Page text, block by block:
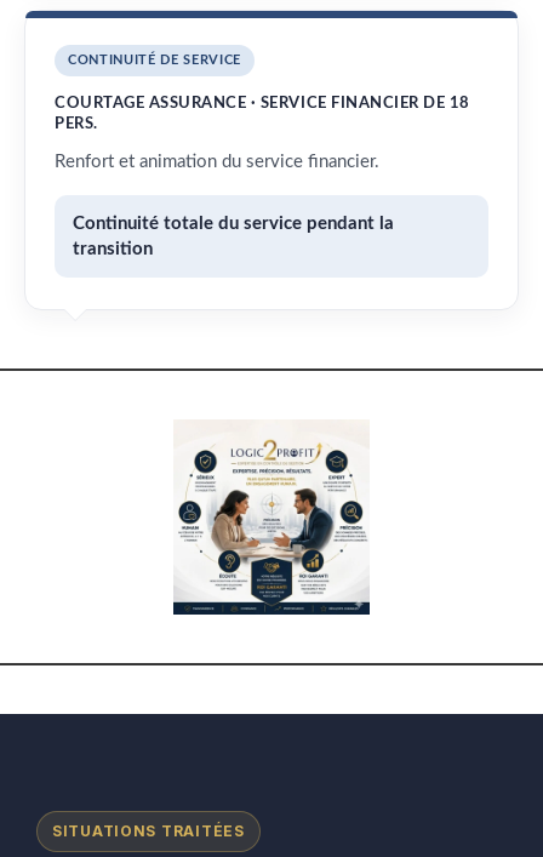
CONTINUITÉ DE SERVICE
COURTAGE ASSURANCE · SERVICE FINANCIER DE 18
PERS.
Renfort et animation du service financier.
Continuité totale du service pendant la
transition
SITUATIONS TRAITÉES